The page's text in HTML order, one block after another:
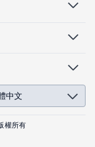
中文
權所有